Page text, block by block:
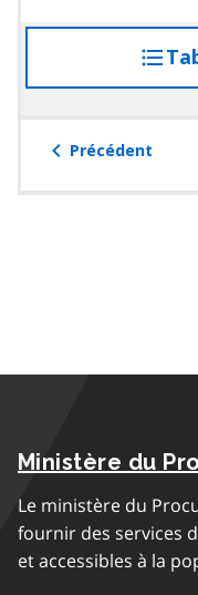
Précédent
Ministère du
Le ministère du
fournir des services
et accessibles à la